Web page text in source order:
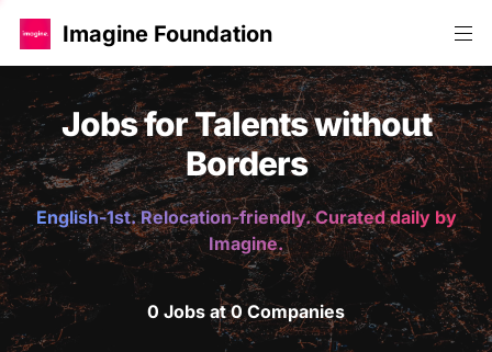
Imagine Foundation
Jobs for Talents without
Borders
English-1st. Relocation-friendly. Curated daily by
Imagine.
0 Jobs at 0 Companies